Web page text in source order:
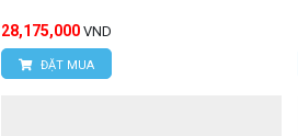
28,175,000 VND
ĐẶT MUA